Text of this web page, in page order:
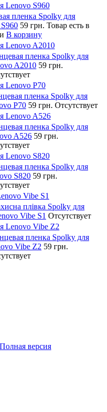
Lenovo S960
пленка Spolky для
59 грн. Товар есть в
В корзину
Lenovo A2010
пленка Spolky для
A2010 59 грн.
Lenovo P70
пленка Spolky для
P70 59 грн. Отсутствует
Lenovo A526
пленка Spolky для
A526 59 грн.
Lenovo S820
пленка Spolky для
S820 59 грн.
Vibe S1
плівка Spolky для
Vibe S1 Отсутствует
Lenovo Vibe Z2
пленка Spolky для
Vibe Z2 59 грн.
Полная версия